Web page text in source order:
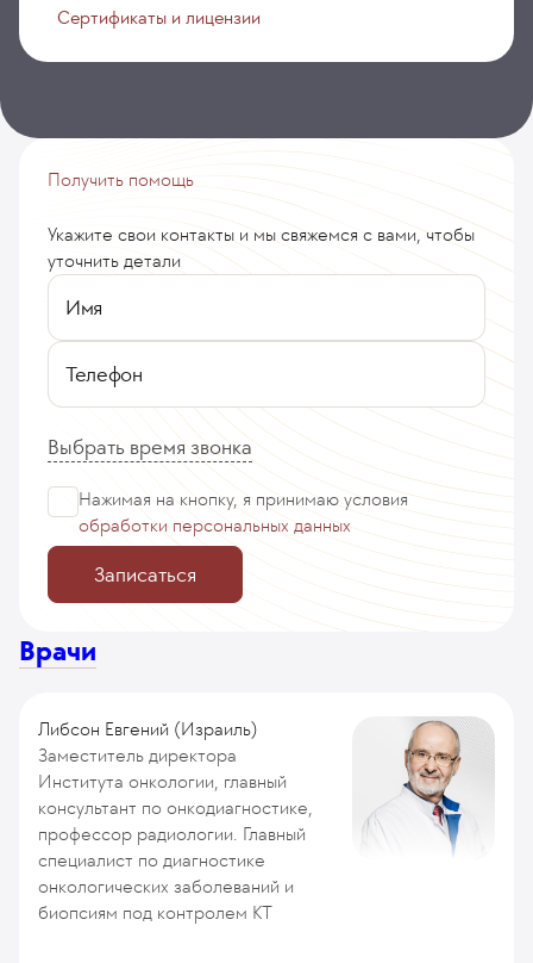
Сертификаты и лицензии
Получить помощь
Укажите свои контакты и мы свяжемся с вами, чтобы
уточнить детали
Имя
Телефон
Выбрать время звонка
Нажимая на кнопку, я принимаю условия
обработки персональных данных
Записаться
Врачи
Либсон Евгений (Израиль)
Заместитель директора
Института онкологии, главный
консультант по онкодиагностике,
профессор радиологии. Главный
специалист по диагностике
онкологических заболеваний и
биопсиям под контролем КТ